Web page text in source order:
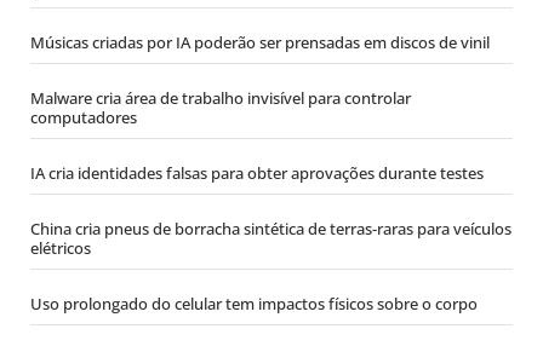
Músicas criadas por IA poderão ser prensadas em discos de vinil
Malware cria área de trabalho invisível para controlar
computadores
IA cria identidades falsas para obter aprovações durante testes
China cria pneus de borracha sintética de terras-raras para veículos
elétricos
Uso prolongado do celular tem impactos físicos sobre o corpo